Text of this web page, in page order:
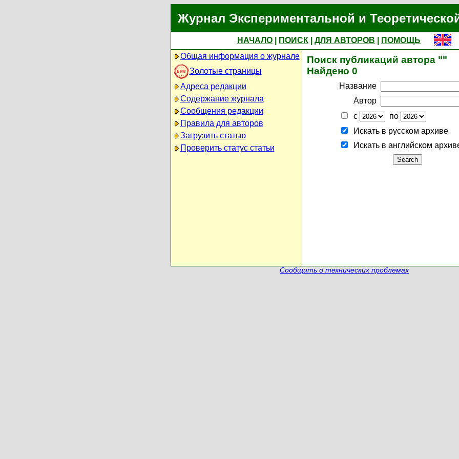
Журнал Экспериментальной и
НАЧАЛО ПОИСК ДЛЯ АВТОРОВ
ПОМОЩЬ
Общая информация о журнале
Золотые страницы
Адреса редакции
Содержание журнала
Сообщения редакции
Правила для авторов
Загрузить статью
Проверить статус статьи
Поиск публикаций автора ""
Найдено 0
Название
Автор
с
по
Искать в русском архиве
Искать в английском
Сообщить о технических проблемах